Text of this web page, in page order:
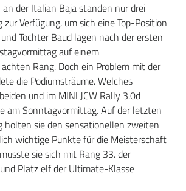
an der Italian Baja standen nur drei
Verfügung, um sich eine Top-Position
Tochter Baud lagen nach der ersten
auf einem
Rang. Doch ein Problem mit der
die Podiumsträume. Welches
und im MINI JCW Rally 3.0d
am Sonntagvormittag. Auf der letzten
holten sie den sensationellen zweiten
wichtige Punkte für die Meisterschaft
sie sich mit Rang 33. der
Platz elf der Ultimate-Klasse